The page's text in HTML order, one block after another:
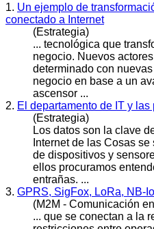
1. Un ejemplo de
conectado a Internet
(Estrategia)
... tecnológica que
negocio. Nuevos
determinado con
negocio en base a un
ascensor ...
2. El departamento de IT y
(Estrategia)
Los datos son la clave
Internet de las Cosas
de dispositivos y
ellos procuramos
entrañas. ...
3. GPRS, SigFox, LoRa, NB-
(M2M - Comunicación
... que se conectan a la